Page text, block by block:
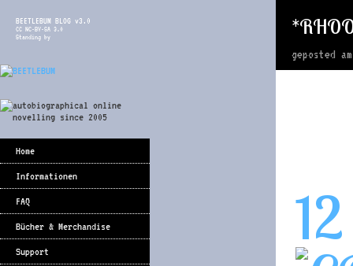
BEETLEBUM BLOG v3.0
CC NC-BY-SA 3.0
Standing by
Home
Informationen
FAQ
Bücher & Merchandise
Support
geposted
12